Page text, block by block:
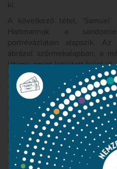
ki.
A következő tétel, ‘Samuel’
Hartmannak a
portrévázlatain alapszik.
ábrázol szőrmekalapban, a
látunk, amint lehajtott fejjel ül.
mutatják a szereplőket;
őket zenéjében. A tételt
gazdag és a szegény zsidó
mozgó unisono-dallama a
hangsúlyozza, amely
gyakran fordul elő a
liturgikus és népi
állandóan egyetlen hangot
a könnyeitől alig tudna